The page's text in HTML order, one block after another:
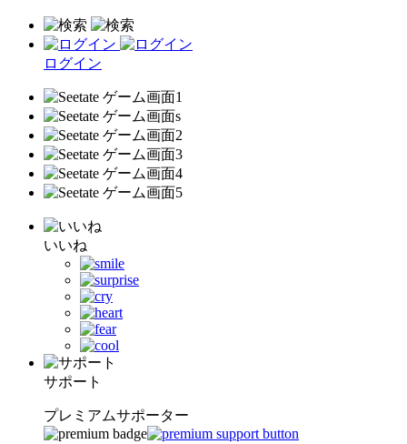
ログイン
いいね
サポート
プレミアムサポーター